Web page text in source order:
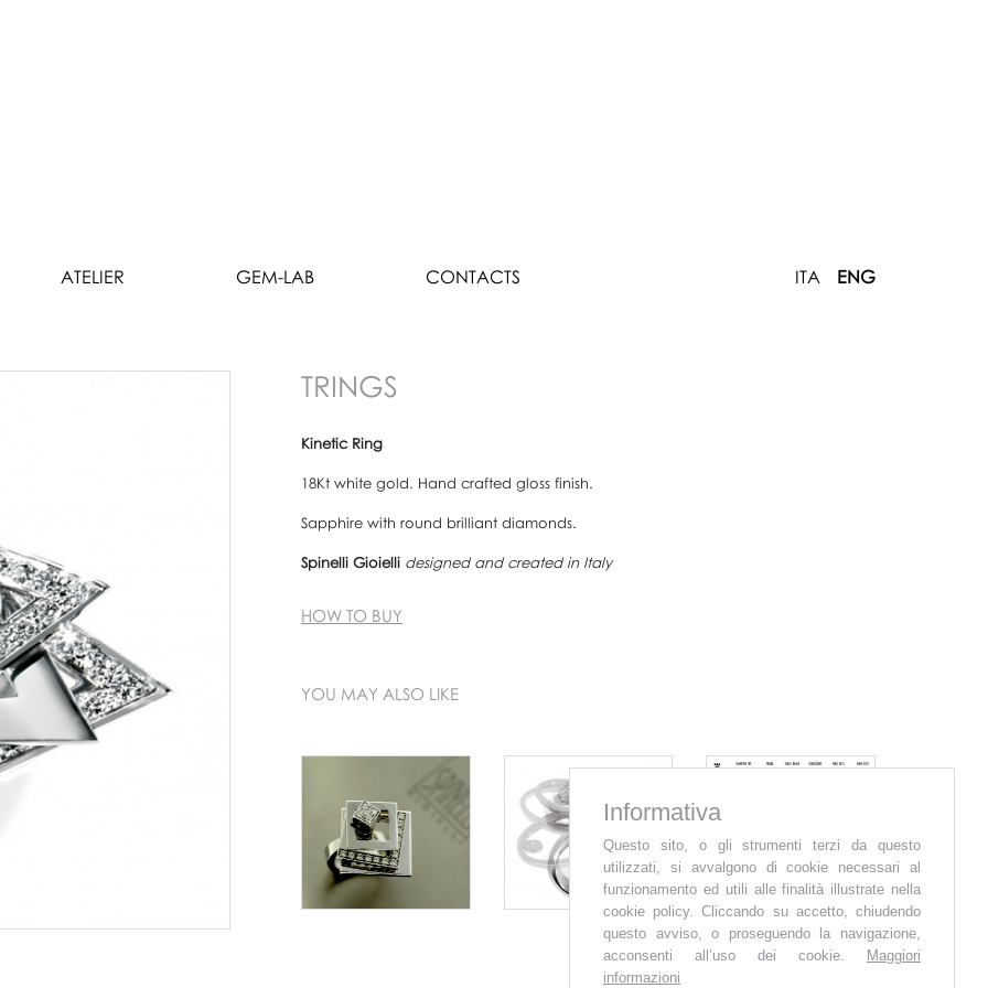
ATELIER GEM-LAB CONTACTS ITA ENG
TRINGS
Kinetic Ring
18Kt white gold. Hand crafted gloss finish.
Sapphire with round brilliant diamonds.
Spinelli Gioielli designed and created in Italy
HOW TO BUY
YOU MAY ALSO LIKE
Informativa
Questo sito, o gli strumenti terzi da questo
utilizzati, si avvalgono di cookie necessari al
funzionamento ed utili alle finalità illustrate nella
cookie policy. Cliccando su accetto, chiudendo
questo avviso, o proseguendo la navigazione,
acconsenti all’uso dei cookie.
Maggiori
informazioni